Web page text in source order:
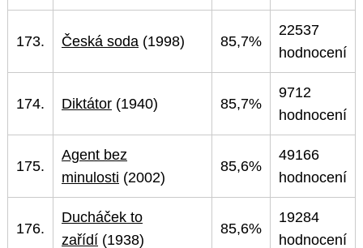
173. Česká soda (1998) 85,7%
22537
hodnocení
174. Diktátor (1940) 85,7%
9712
hodnocení
175.
Agent bez
minulosti (2002)
85,6%
49166
hodnocení
176.
Ducháček to
zařídí (1938)
85,6%
19284
hodnocení